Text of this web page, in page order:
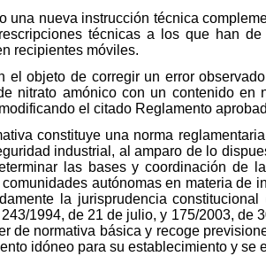
una nueva instrucción técnica
técnicas a los que han
recipientes móviles.
el objeto de corregir un error
nitrato amónico con un contenido
el citado Reglamento
constituye una norma
industrial, al amparo de lo
las bases y coordinación de
autónomas en materia de
la jurisprudencia
1994, de 21 de julio, y 175/2003, de
de normativa básica y recoge
idóneo para su establecimiento y